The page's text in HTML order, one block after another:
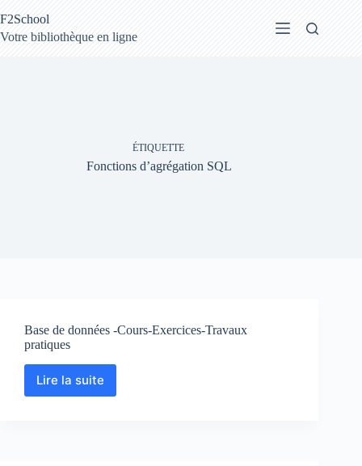
au
contenu
F2School
Votre bibliothèque en ligne
ÉTIQUETTE
Fonctions d’agrégation SQL
Base de données -Cours-Exercices-Travaux
pratiques
Lire la suite
Base